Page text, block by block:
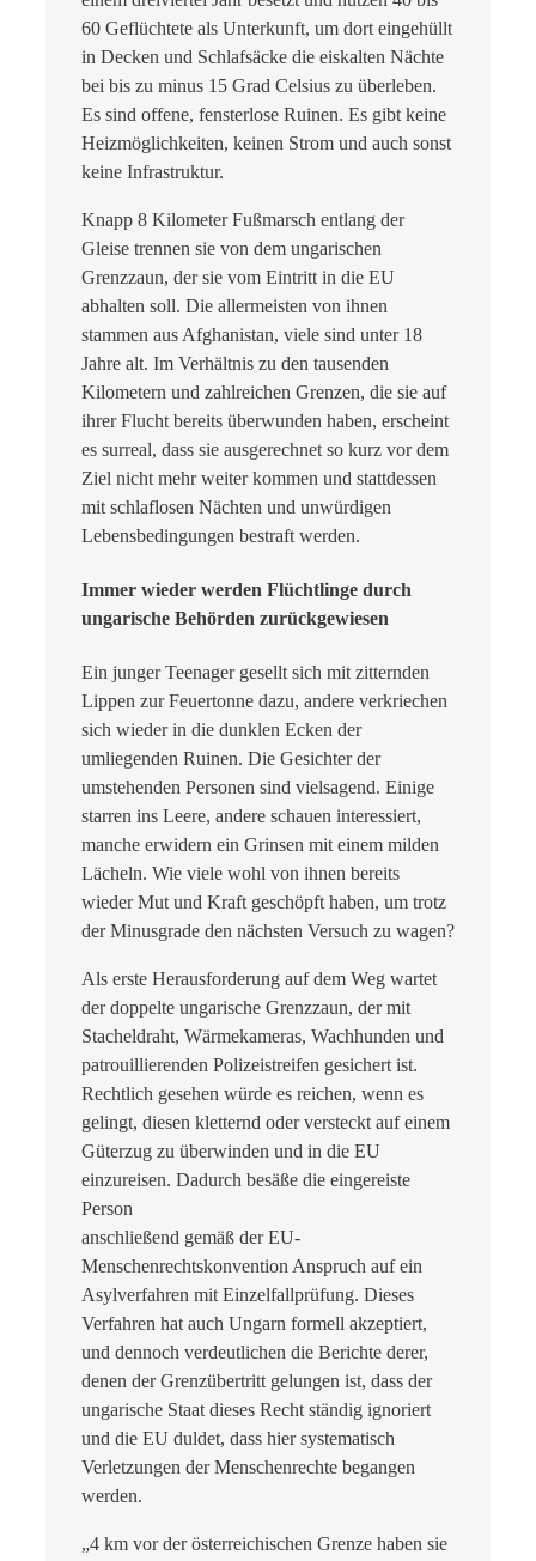
60 Geflüchtete als Unterkunft, um dort eingehüllt
in Decken und Schlafsäcke die eiskalten Nächte
bei bis zu minus 15 Grad Celsius zu überleben.
Es sind offene, fensterlose Ruinen. Es gibt keine
Heizmöglichkeiten, keinen Strom und auch sonst
keine Infrastruktur.
Knapp 8 Kilometer Fußmarsch entlang der
Gleise trennen sie von dem ungarischen
Grenzzaun, der sie vom Eintritt in die EU
abhalten soll. Die allermeisten von ihnen
stammen aus Afghanistan, viele sind unter 18
Jahre alt. Im Verhältnis zu den tausenden
Kilometern und zahlreichen Grenzen, die sie auf
ihrer Flucht bereits überwunden haben, erscheint
es surreal, dass sie ausgerechnet so kurz vor dem
Ziel nicht mehr weiter kommen und stattdessen
mit schlaflosen Nächten und unwürdigen
Lebensbedingungen bestraft werden.
Immer wieder werden Flüchtlinge durch
ungarische Behörden zurückgewiesen
Ein junger Teenager gesellt sich mit zitternden
Lippen zur Feuertonne dazu, andere verkriechen
sich wieder in die dunklen Ecken der
umliegenden Ruinen. Die Gesichter der
umstehenden Personen sind vielsagend. Einige
starren ins Leere, andere schauen interessiert,
manche erwidern ein Grinsen mit einem milden
Lächeln. Wie viele wohl von ihnen bereits
wieder Mut und Kraft geschöpft haben, um trotz
der Minusgrade den nächsten Versuch zu wagen?
Als erste Herausforderung auf dem Weg wartet
der doppelte ungarische Grenzzaun, der mit
Stacheldraht, Wärmekameras, Wachhunden und
patrouillierenden Polizeistreifen gesichert ist.
Rechtlich gesehen würde es reichen, wenn es
gelingt, diesen kletternd oder versteckt auf einem
Güterzug zu überwinden und in die EU
einzureisen. Dadurch besäße die eingereiste
Person
anschließend gemäß der EU-
Menschenrechtskonvention Anspruch auf ein
Asylverfahren mit Einzelfallprüfung. Dieses
Verfahren hat auch Ungarn formell akzeptiert,
und dennoch verdeutlichen die Berichte derer,
denen der Grenzübertritt gelungen ist, dass der
ungarische Staat dieses Recht ständig ignoriert
und die EU duldet, dass hier systematisch
Verletzungen der Menschenrechte begangen
werden.
„4 km vor der österreichischen Grenze haben sie